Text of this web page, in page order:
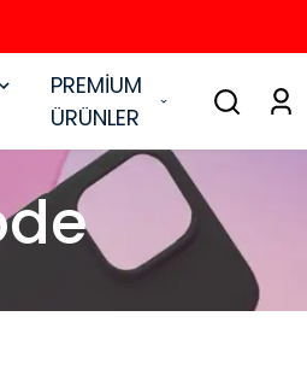
PREMİUM
ÜRÜNLER